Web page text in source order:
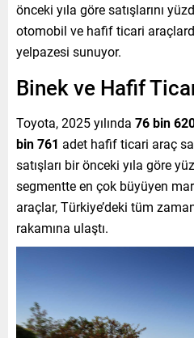
önceki yıla göre satışlarını
otomobil ve hafif ticari
yelpazesi sunuyor.
Binek ve Hafif
Toyota, 2025 yılında 76 bin
bin 761 adet hafif ticari araç
satışları bir önceki yıla göre
segmentte en çok büyüyen
araçlar, Türkiye’deki tüm
rakamına ulaştı.